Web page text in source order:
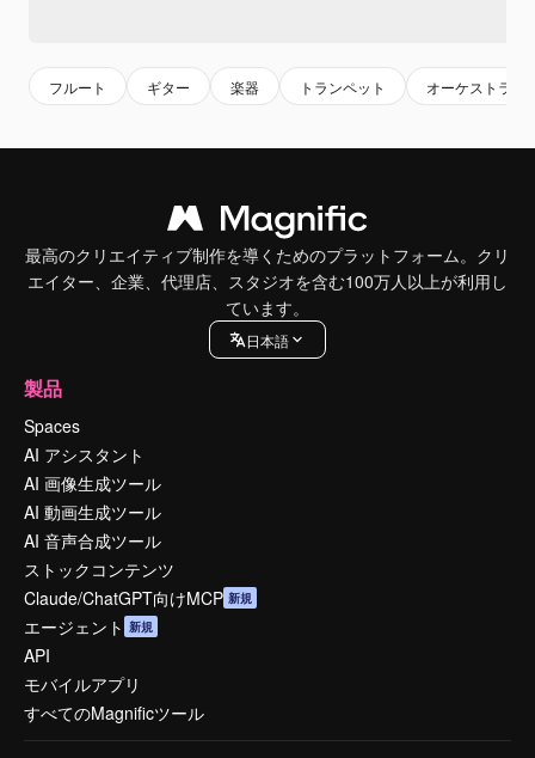
フルート ギター 楽器 トランペット オーケストラ
最高のクリエイティブ制作を導くためのプラットフォーム。クリ
エイター、企業、代理店、スタジオを含む100万人以上が利用し
ています。
日本語
製品
Spaces
AI アシスタント
AI 画像生成ツール
AI 動画生成ツール
AI 音声合成ツール
ストックコンテンツ
Claude/ChatGPT向けMCP 新規
エージェント 新規
API
モバイルアプリ
すべてのMagnificツール